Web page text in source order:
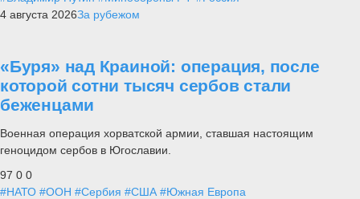
4 августа 2026За рубежом
«Буря» над Краиной: операция, после
которой сотни тысяч сербов стали
беженцами
Военная операция хорватской армии, ставшая настоящим
геноцидом сербов в Югославии.
97 0 0
#НАТО #ООН #Сербия #США #Южная Европа